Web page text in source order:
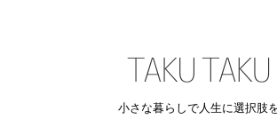
小さな暮らしで人生に選択肢